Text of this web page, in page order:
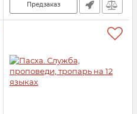
Предзаказ